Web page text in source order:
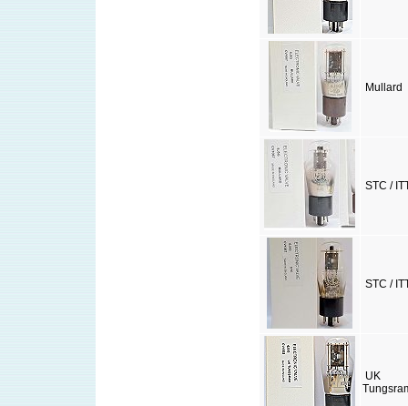
Mullard
STC /
STC /
UK